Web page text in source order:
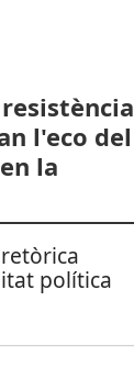
l'eco del
la
política